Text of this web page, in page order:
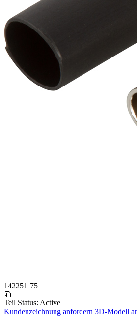
142251-75
Teil Status: Active
Kundenzeichnung anfordern 3D-Modell